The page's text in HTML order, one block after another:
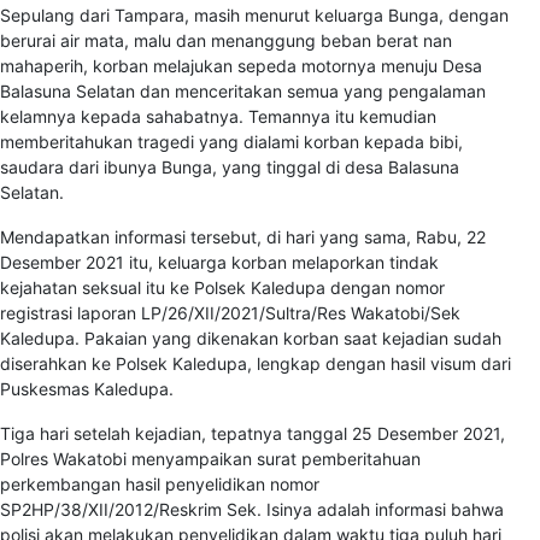
Sepulang dari Tampara, masih menurut keluarga Bunga, dengan
berurai air mata, malu dan menanggung beban berat nan
mahaperih, korban melajukan sepeda motornya menuju Desa
Balasuna Selatan dan menceritakan semua yang pengalaman
kelamnya kepada sahabatnya. Temannya itu kemudian
memberitahukan tragedi yang dialami korban kepada bibi,
saudara dari ibunya Bunga, yang tinggal di desa Balasuna
Selatan.
Mendapatkan informasi tersebut, di hari yang sama, Rabu, 22
Desember 2021 itu, keluarga korban melaporkan tindak
kejahatan seksual itu ke Polsek Kaledupa dengan nomor
registrasi laporan LP/26/XII/2021/Sultra/Res Wakatobi/Sek
Kaledupa. Pakaian yang dikenakan korban saat kejadian sudah
diserahkan ke Polsek Kaledupa, lengkap dengan hasil visum dari
Puskesmas Kaledupa.
Tiga hari setelah kejadian, tepatnya tanggal 25 Desember 2021,
Polres Wakatobi menyampaikan surat pemberitahuan
perkembangan hasil penyelidikan nomor
SP2HP/38/XII/2012/Reskrim Sek. Isinya adalah informasi bahwa
polisi akan melakukan penyelidikan dalam waktu tiga puluh hari